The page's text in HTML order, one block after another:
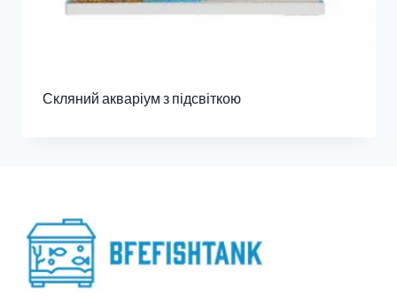
Скляний акваріум з підсвіткою